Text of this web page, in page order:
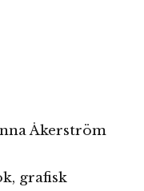
Åkerström
grafisk